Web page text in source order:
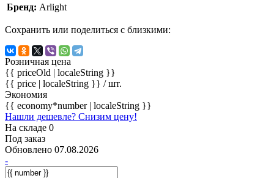
Бренд: Arlight
Сохранить или поделиться с близкими:
Розничная цена
{{ priceOld | localeString }}
{{ price | localeString }} / шт.
Экономия
{{ economy*number | localeString }}
Нашли дешевле? Снизим цену!
На складе 0
Под заказ
Обновлено 07.08.2026
-